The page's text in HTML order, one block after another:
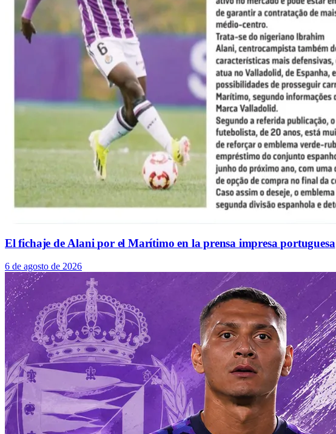
El fichaje de Alani por el Marítimo en la prensa impresa portuguesa
6 de agosto de 2026